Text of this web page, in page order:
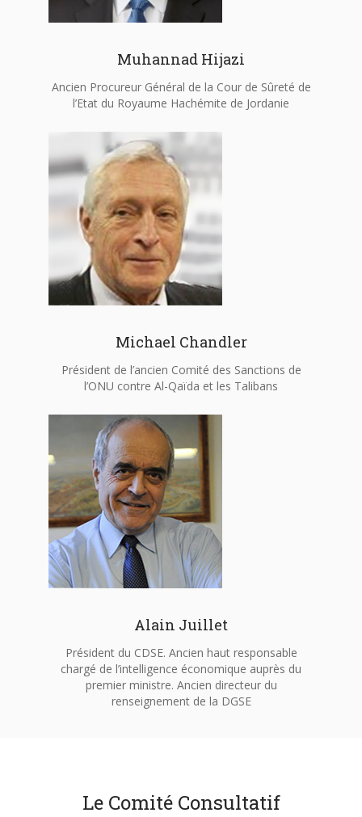
Muhannad Hijazi
Ancien Procureur Général de la Cour de Sûreté de
l’Etat du Royaume Hachémite de Jordanie
Michael Chandler
Président de l’ancien Comité des Sanctions de
l’ONU contre Al-Qaïda et les Talibans
Alain Juillet
Président du CDSE. Ancien haut responsable
chargé de l’intelligence économique auprès du
premier ministre. Ancien directeur du
renseignement de la DGSE
Le Comité Consultatif